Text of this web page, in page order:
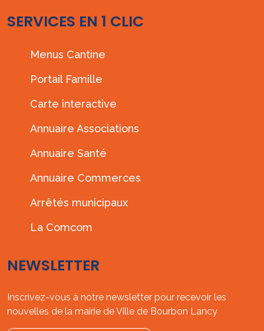
SERVICES EN 1 CLIC
Menus Cantine
Portail Famille
Carte interactive
Annuaire Associations
Annuaire Santé
Annuaire Commerces
Arrêtés municipaux
La Comcom
NEWSLETTER
Inscrivez-vous à notre newsletter pour recevoir les
nouvelles de la mairie de Ville de Bourbon Lancy